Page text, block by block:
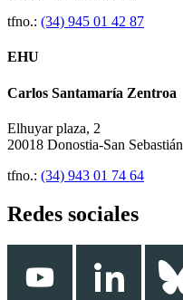
tfno.: (34) 945 01 42 87
EHU
Carlos Santamaría Zentroa
Elhuyar plaza, 2
20018 Donostia-San Sebastián
tfno.: (34) 943 01 74 64
Redes sociales